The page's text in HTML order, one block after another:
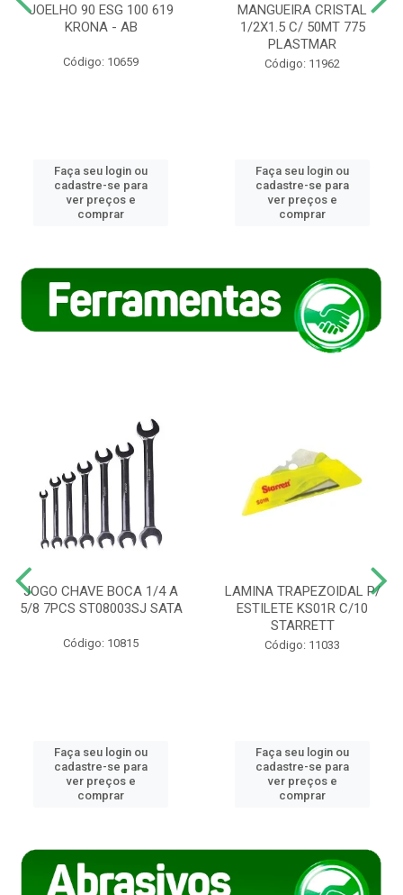
JOELHO 90 ESG 100 619
KRONA - AB
Código: 10659
Faça seu login ou
cadastre-se para
ver preços e
comprar
MANGUEIRA CRISTAL
1/2X1.5 C/ 50MT 775
PLASTMAR
Código: 11962
Faça seu login ou
cadastre-se para
ver preços e
comprar
JOGO CHAVE BOCA 1/4 A
5/8 7PCS ST08003SJ SATA
Código: 10815
Faça seu login ou
cadastre-se para
ver preços e
comprar
LAMINA TRAPEZOIDAL P/
ESTILETE KS01R C/10
STARRETT
Código: 11033
Faça seu login ou
cadastre-se para
ver preços e
comprar